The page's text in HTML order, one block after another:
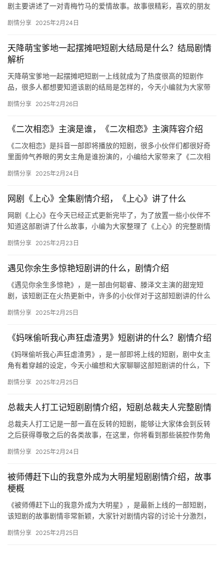
场
剧主要讲述了一对青梅竹马的爱情故事。故事很精彩，喜欢的朋友
剧情分享 2025年2月24日
天降萌宝爹地一起摆摊吧短剧大结局是什么？结局剧情
解析
天降萌宝爹地一起摆摊吧短剧一上线就成为了热度很高的短剧作
品，很多人都想要知道该剧的结局是怎样的，今天小编就为大家带
摊吧短…
剧情分享 2025年2月26日
《二次相恋》主演是谁，《二次相恋》主演阵容介绍
《二次相恋》是抖音一部即将播放的短剧，很多小伙伴们都很好奇
里面帅气养眼的男女主角是谁扮演的，小编给大家带来了《二次相
剧情分享 2025年2月24日
网剧《上心》全集剧情介绍，《上心》讲了什么
网剧《上心》在今天已经正式更新完毕了，为了放置一些小伙伴不
知道这部剧讲了什么故事，小编为大家整理了《上心》的完整剧情
立誓…
剧情分享 2025年2月23日
遇见你余生多惊艳短剧讲的什么，剧情介绍
《遇见你余生多惊艳》，是一部由何聪睿、滕泽文主演的甜宠短
剧，该短剧正在火热更新中，许多的小伙伴对于这部短剧讲的什么
惊艳短…
剧情分享 2025年2月25日
《妈咪偷听我心声狂虐渣男》短剧讲的什么？剧情介绍
《妈咪偷听我心声狂虐渣男》，是一部即将上线的短剧，剧中女主
角有着穿越的设定，今天小编想和大家聊聊这部短剧讲的什么，下
《妈…
剧情分享 2025年2月25日
总裁夫人打工记短剧剧情介绍，短剧总裁夫人完整剧情
总裁夫人打工记是一部一直在反转的短剧，能够让大家体会到反转
之后获得尊敬之后的各类故事，在这里，你将看到那些装腔作势角
绍，快…
剧情分享 2025年2月24日
被师傅赶下山的我意外成为大明星短剧剧情介绍，故事
梗概
《被师傅赶下山的我意外成为大明星》，是最新上线的一部短剧，
该短剧的故事剧情非常新颖，大家针对剧情内容的讨论十分激烈，
傅赶…
剧情分享 2025年2月25日